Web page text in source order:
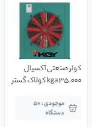
کولر صنعتی آکسیال
35.000 kga کولاک گستر
موجودی : 50
دستگاه